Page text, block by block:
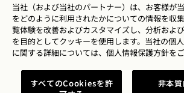
「SIP & SEA」木曜日
木曜日
当社（および当社のパートナー）は、お客様が
をどのように利用されたかについての情報を収
覧体験を改善およびカスタマイズし、分析およ
を目的としてクッキーを使用します。当社の個
に関する詳細については、 個人情報保護方針を
すべてのCookiesを許
非本